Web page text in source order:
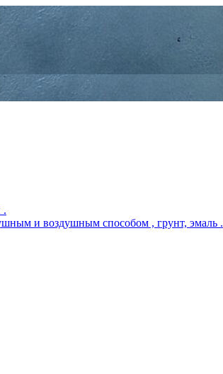
.
и воздушным способом , грунт, эмаль .